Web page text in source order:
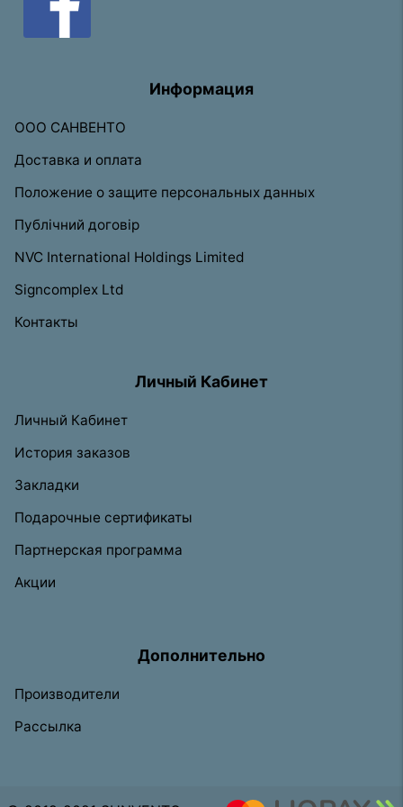
Информация
ООО САНВЕНТО
Доставка и оплата
Положение о защите персональных данных
Публічний договір
NVC International Holdings Limited
Signcomplex Ltd
Контакты
Личный Кабинет
Личный Кабинет
История заказов
Закладки
Подарочные сертификаты
Партнерская программа
Акции
Дополнительно
Производители
Рассылка